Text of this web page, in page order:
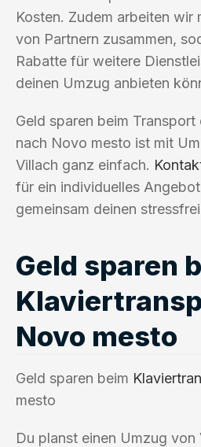
Kosten. Zudem arbeiten wir
von Partnern zusammen,
Rabatte für weitere
deinen Umzug anbieten
Geld sparen beim
nach Novo mesto ist mit
Villach ganz einfach.
für ein individuelles
gemeinsam deinen
Geld sparen
Novo mesto
Geld sparen beim
mesto
Du planst einen Umzug